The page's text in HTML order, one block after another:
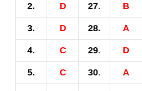
2. D 27. B
3. D 28. A
4. C 29. D
5. C 30. A